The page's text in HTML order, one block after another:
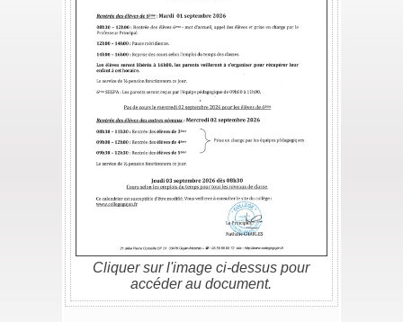
Cliquer sur l'image ci-dessus pour
accéder au document.